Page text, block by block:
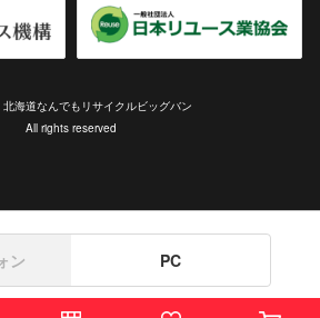
海道なんでもリサイクルビッグバン
All rights reserved
ン PC